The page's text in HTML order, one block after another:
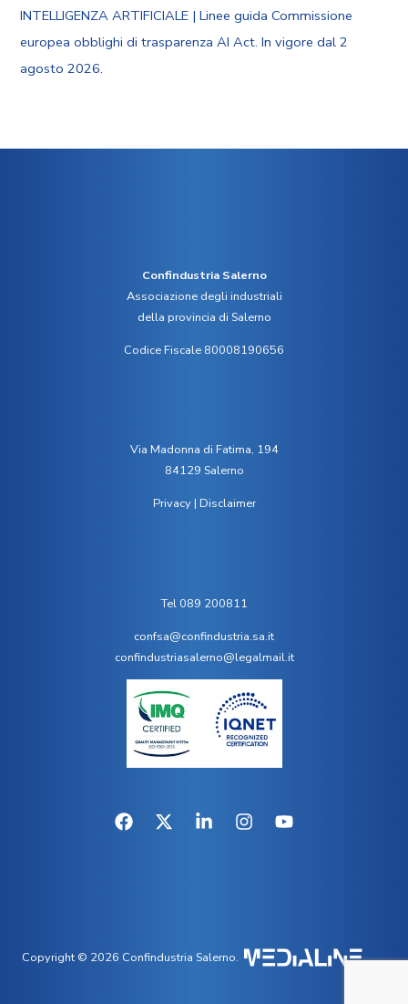
INTELLIGENZA ARTIFICIALE | Linee guida Commissione
europea obblighi di trasparenza AI Act. In vigore dal 2
agosto 2026.
Confindustria Salerno
Associazione degli industriali
della provincia di Salerno
Codice Fiscale 80008190656
Via Madonna di Fatima, 194
84129 Salerno
Privacy| Disclaimer
Tel 089 200811
confsa@confindustria.sa.it
confindustriasalerno@legalmail.it
Copyright © 2026 Confindustria Salerno.